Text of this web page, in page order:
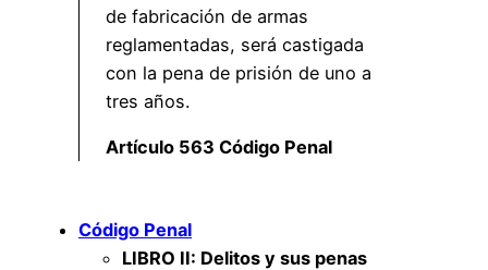
de fabricación de armas
reglamentadas, será castigada
con la pena de prisión de uno a
tres años.
Artículo 563 Código Penal
Código Penal
LIBRO II: Delitos y sus penas